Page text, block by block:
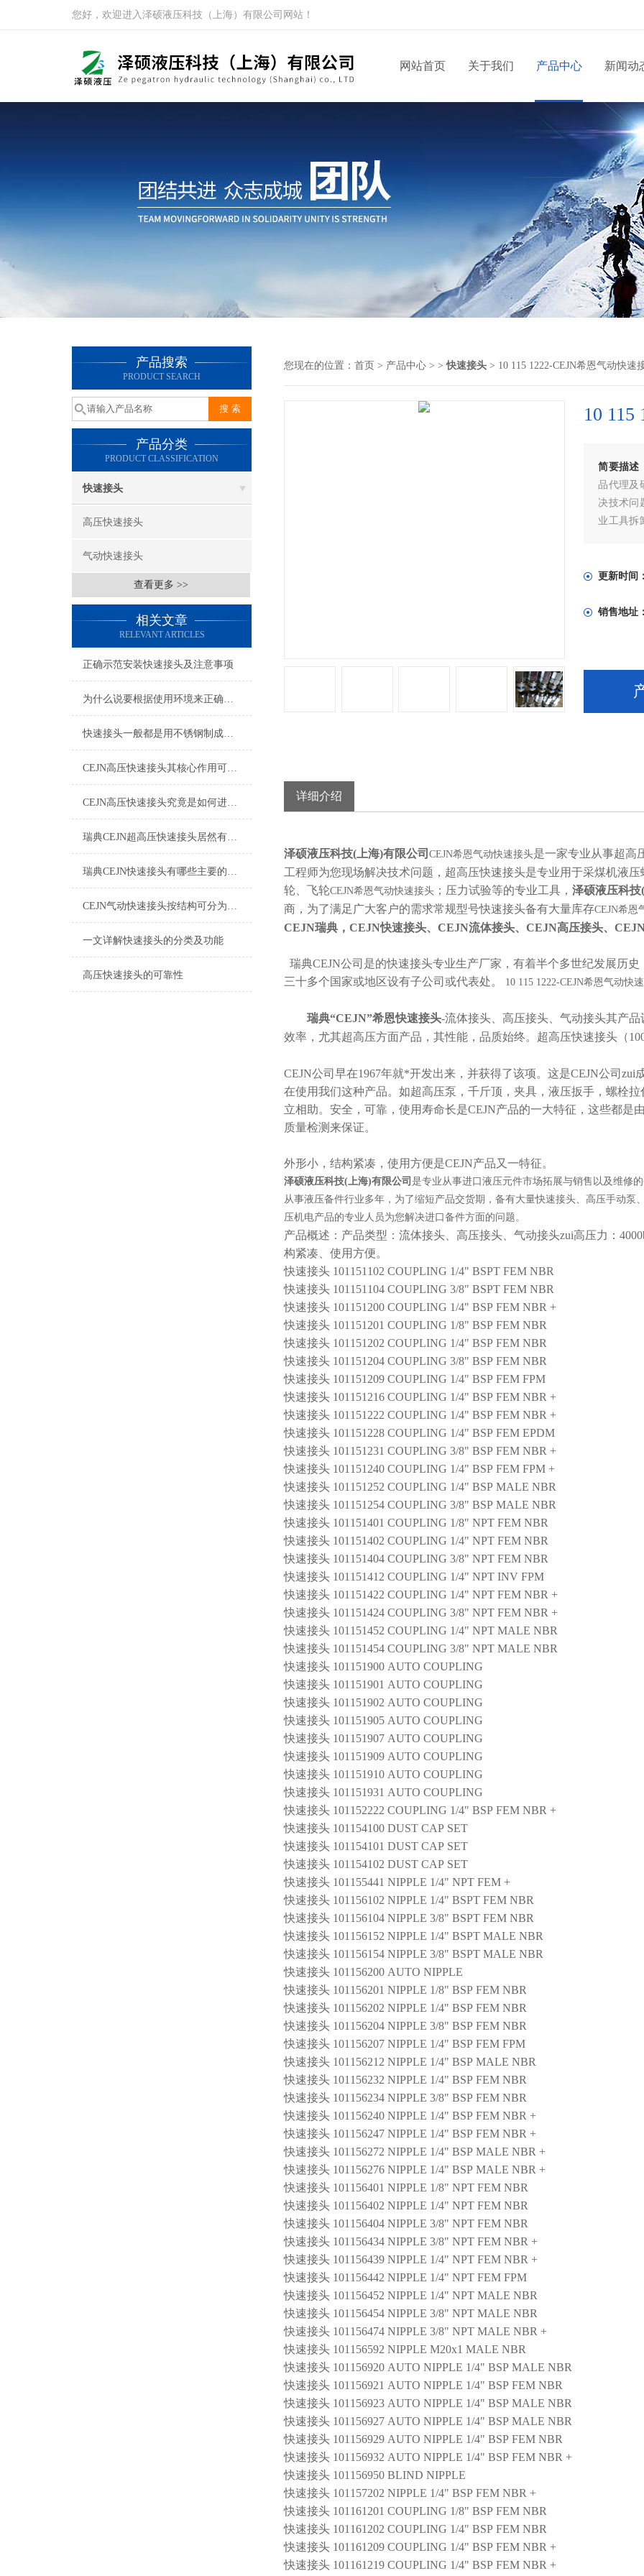
您好，欢迎进入泽硕液压科技（上海）有限公司网站！
网站首页 关于我们 产品中心 新闻动
产品搜索
PRODUCT SEARCH
产品分类
PRODUCT CLASSIFICATION
快速接头
高压快速接头
气动快速接头
查看更多 >>
相关文章
RELEVANT ARTICLES
正确示范安装快速接头及注意事项
为什么说要根据使用环境来正确的选择快速接头呢？
快速接头一般都是用不锈钢制成，那么该如何清洗维护呢？
CEJN高压快速接头其核心作用可归纳为以下方面
CEJN高压快速接头究竟是如何进行安装的呢？
瑞典CEJN超高压快速接头居然有如此广泛的应用领域
瑞典CEJN快速接头有哪些主要的优势呢？
CEJN气动快速接头按结构可分为哪几种类型呢？
一文详解快速接头的分类及功能
高压快速接头的可靠性
您现在的位置： 首页 > 产品中心 > >快速接头 > 10 115 1222-CEJN希恩气动快速
10
简要描述
品代理及
决技术问
业工具拆
更新时间
销售地址
详细介绍
泽硕液压科技(上海)有限公司 CEJN希恩气动快速接头是一家专业从事超高
工程师为您现场解决技术问题，超高压快速接头是专业用于采煤机液
轮、飞轮CEJN希恩气动快速接头 ；压力试验等的专业工具， 泽硕液压科技
商，为了满足广大客户的需求常规型号快速接头备有大量库存CEJN希恩
CEJN瑞典 ，CEJN快速接头、CEJN流体接头、CEJN高压接头、
瑞典CEJN公司是的快速接头专业生产厂家，有着半个多世纪发展历
三十多个国家或地区设有子公司或代表处。
10 115 1222-CEJN希恩气动快
瑞典“CEJN”希恩快速接头-流体接头、高压接头、气动接头其产
效率，尤其超高压方面产品，其性能，品质始终。超高压快速接头（
CEJN公司早在1967年就*开发出来，并获得了该项。这是CEJN公司
在使用我们这种产品。如超高压泵，千斤顶，夹具，液压扳手，螺栓
立相助。安全，可靠，使用寿命长是CEJN产品的一大特征，这些都
质量检测来保证。
外形小，结构紧凑，使用方便是CEJN产品又一特征。
泽硕液压科技(上海)有限公司 是专业从事进口液压元件市场拓展与销售以及维修
从事液压备件行业多年，为了缩短产品交货期，备有大量快速接头、高压手动
压机电产品的专业人员为您解决进口备件方面的问题。
产品概述：产品类型：流体接头、高压接头、气动接头zui高压力： 4
构紧凑、使用方便。
快速接头 101151102 COUPLING 1/4" BSPT FEM NBR
快速接头 101151104 COUPLING 3/8" BSPT FEM NBR
快速接头 101151200 COUPLING 1/4" BSP FEM NBR +
快速接头 101151201 COUPLING 1/8" BSP FEM NBR
快速接头 101151202 COUPLING 1/4" BSP FEM NBR
快速接头 101151204 COUPLING 3/8" BSP FEM NBR
快速接头 101151209 COUPLING 1/4" BSP FEM FPM
快速接头 101151216 COUPLING 1/4" BSP FEM NBR +
快速接头 101151222 COUPLING 1/4" BSP FEM NBR +
快速接头 101151228 COUPLING 1/4" BSP FEM EPDM
快速接头 101151231 COUPLING 3/8" BSP FEM NBR +
快速接头 101151240 COUPLING 1/4" BSP FEM FPM +
快速接头 101151252 COUPLING 1/4" BSP MALE NBR
快速接头 101151254 COUPLING 3/8" BSP MALE NBR
快速接头 101151401 COUPLING 1/8" NPT FEM NBR
快速接头 101151402 COUPLING 1/4" NPT FEM NBR
快速接头 101151404 COUPLING 3/8" NPT FEM NBR
快速接头 101151412 COUPLING 1/4" NPT INV FPM
快速接头 101151422 COUPLING 1/4" NPT FEM NBR +
快速接头 101151424 COUPLING 3/8" NPT FEM NBR +
快速接头 101151452 COUPLING 1/4" NPT MALE NBR
快速接头 101151454 COUPLING 3/8" NPT MALE NBR
快速接头 101151900 AUTO COUPLING
快速接头 101151901 AUTO COUPLING
快速接头 101151902 AUTO COUPLING
快速接头 101151905 AUTO COUPLING
快速接头 101151907 AUTO COUPLING
快速接头 101151909 AUTO COUPLING
快速接头 101151910 AUTO COUPLING
快速接头 101151931 AUTO COUPLING
快速接头 101152222 COUPLING 1/4" BSP FEM NBR +
快速接头 101154100 DUST CAP SET
快速接头 101154101 DUST CAP SET
快速接头 101154102 DUST CAP SET
快速接头 101155441 NIPPLE 1/4" NPT FEM +
快速接头 101156102 NIPPLE 1/4" BSPT FEM NBR
快速接头 101156104 NIPPLE 3/8" BSPT FEM NBR
快速接头 101156152 NIPPLE 1/4" BSPT MALE NBR
快速接头 101156154 NIPPLE 3/8" BSPT MALE NBR
快速接头 101156200 AUTO NIPPLE
快速接头 101156201 NIPPLE 1/8" BSP FEM NBR
快速接头 101156202 NIPPLE 1/4" BSP FEM NBR
快速接头 101156204 NIPPLE 3/8" BSP FEM NBR
快速接头 101156207 NIPPLE 1/4" BSP FEM FPM
快速接头 101156212 NIPPLE 1/4" BSP MALE NBR
快速接头 101156232 NIPPLE 1/4" BSP FEM NBR
快速接头 101156234 NIPPLE 3/8" BSP FEM NBR
快速接头 101156240 NIPPLE 1/4" BSP FEM NBR +
快速接头 101156247 NIPPLE 1/4" BSP FEM NBR +
快速接头 101156272 NIPPLE 1/4" BSP MALE NBR +
快速接头 101156276 NIPPLE 1/4" BSP MALE NBR +
快速接头 101156401 NIPPLE 1/8" NPT FEM NBR
快速接头 101156402 NIPPLE 1/4" NPT FEM NBR
快速接头 101156404 NIPPLE 3/8" NPT FEM NBR
快速接头 101156434 NIPPLE 3/8" NPT FEM NBR +
快速接头 101156439 NIPPLE 1/4" NPT FEM NBR +
快速接头 101156442 NIPPLE 1/4" NPT FEM FPM
快速接头 101156452 NIPPLE 1/4" NPT MALE NBR
快速接头 101156454 NIPPLE 3/8" NPT MALE NBR
快速接头 101156474 NIPPLE 3/8" NPT MALE NBR +
快速接头 101156592 NIPPLE M20x1 MALE NBR
快速接头 101156920 AUTO NIPPLE 1/4" BSP MALE NBR
快速接头 101156921 AUTO NIPPLE 1/4" BSP FEM NBR
快速接头 101156923 AUTO NIPPLE 1/4" BSP MALE NBR
快速接头 101156927 AUTO NIPPLE 1/4" BSP MALE NBR
快速接头 101156929 AUTO NIPPLE 1/4" BSP FEM NBR
快速接头 101156932 AUTO NIPPLE 1/4" BSP FEM NBR +
快速接头 101156950 BLIND NIPPLE
快速接头 101157202 NIPPLE 1/4" BSP FEM NBR +
快速接头 101161201 COUPLING 1/8" BSP FEM NBR
快速接头 101161202 COUPLING 1/4" BSP FEM NBR
快速接头 101161209 COUPLING 1/4" BSP FEM NBR +
快速接头 101161219 COUPLING 1/4" BSP FEM NBR +